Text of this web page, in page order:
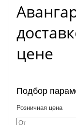
цене
Подбор
Розничная цена